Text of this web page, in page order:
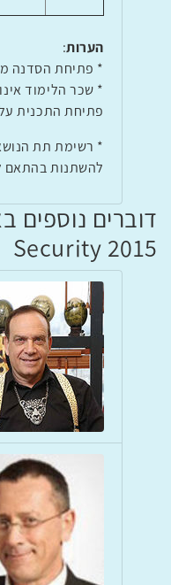
הערות:
* פתיחת הסדנה
* שכר הלימוד
פתיחת התכנית
* רשימת תת
להשתנות בהתאם
Security 2015